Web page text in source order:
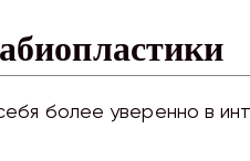
более уверенно в